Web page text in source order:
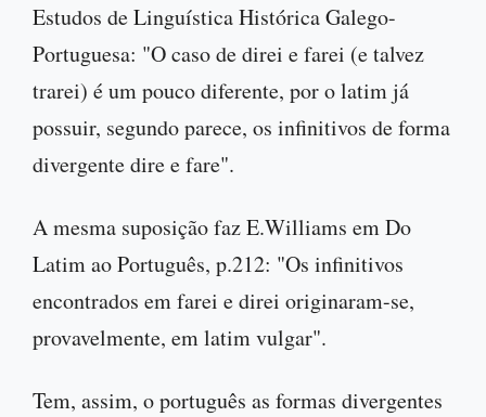
Estudos de Linguística Histórica Galego-
Portuguesa: "O caso de direi e farei (e talvez
trarei) é um pouco diferente, por o latim já
possuir, segundo parece, os infinitivos de forma
divergente dire e fare".
A mesma suposição faz E.Williams em Do
Latim ao Português, p.212: "Os infinitivos
encontrados em farei e direi originaram-se,
provavelmente, em latim vulgar".
Tem, assim, o português as formas divergentes